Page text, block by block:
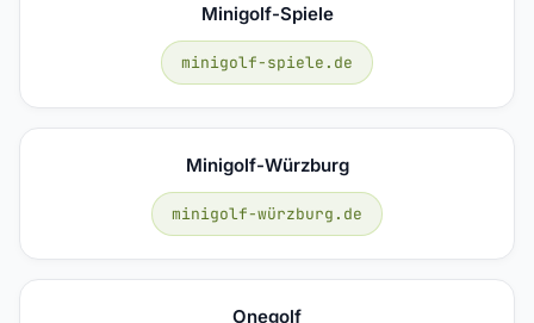
Minigolf-Spiele
minigolf-spiele.de
Minigolf-Würzburg
minigolf-würzburg.de
Onegolf